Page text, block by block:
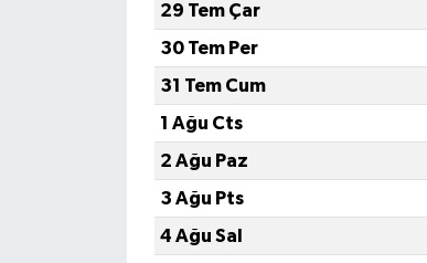
29 Tem Çar
30 Tem Per
31 Tem Cum
1 Ağu Cts
2 Ağu Paz
3 Ağu Pts
4 Ağu Sal